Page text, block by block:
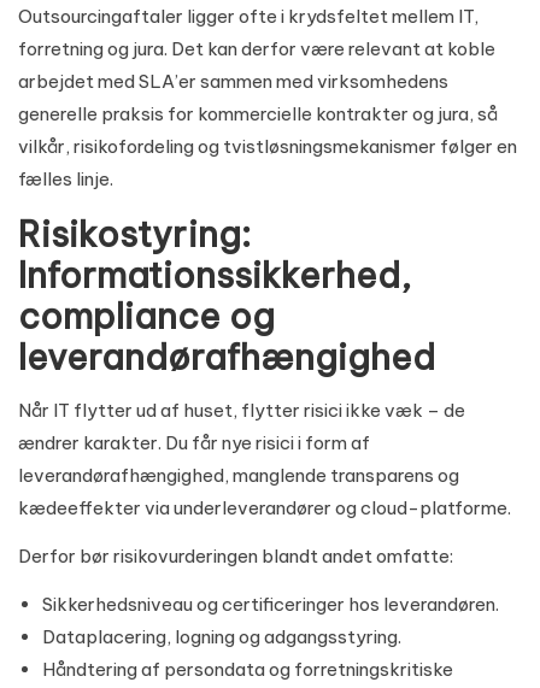
Outsourcingaftaler ligger ofte i krydsfeltet mellem IT,
forretning og jura. Det kan derfor være relevant at koble
arbejdet med SLA’er sammen med virksomhedens
generelle praksis for kommercielle kontrakter og jura, så
vilkår, risikofordeling og tvistløsningsmekanismer følger en
fælles linje.
Risikostyring:
Informationssikkerhed,
compliance og
leverandørafhængighed
Når IT flytter ud af huset, flytter risici ikke væk – de
ændrer karakter. Du får nye risici i form af
leverandørafhængighed, manglende transparens og
kædeeffekter via underleverandører og cloud-platforme.
Derfor bør risikovurderingen blandt andet omfatte:
Sikkerhedsniveau og certificeringer hos leverandøren.
Dataplacering, logning og adgangsstyring.
Håndtering af persondata og forretningskritiske